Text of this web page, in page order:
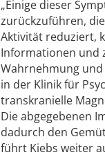
„Einige dieser
zurückzuführen,
Aktivität reduziert,
Informationen und
Wahrnehmung
in der Klinik für
transkranielle
Die abgegebenen
dadurch den
führt Kiebs weiter